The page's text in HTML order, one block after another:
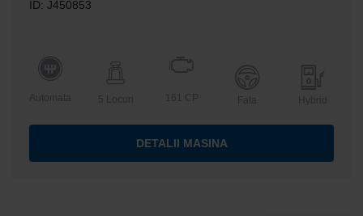
ID: J450853
Automata 5 Locuri Hybrid
DETALII MASINA